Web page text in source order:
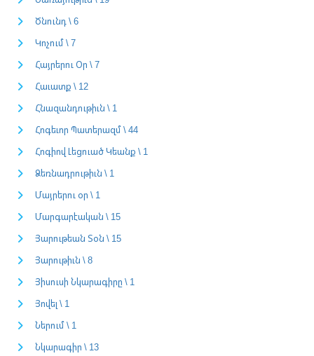
Ծնունդ \ 6
Կոչում \ 7
Հայրերու Օր \ 7
Հաւատք \ 12
Հնազանդութիւն \ 1
Հոգեւոր Պատերազմ \ 44
Հոգիով Լեցուած Կեանք \ 1
Ձեռնադրութիւն \ 1
Մայրերու օր \ 1
Մարգարէական \ 15
Յարութեան Տօն \ 15
Յարութիւն \ 8
Յիսուսի Նկարագիրը \ 1
Յովել \ 1
Ներում \ 1
Նկարագիր \ 13